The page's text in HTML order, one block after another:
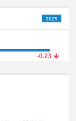
2025
-0.23